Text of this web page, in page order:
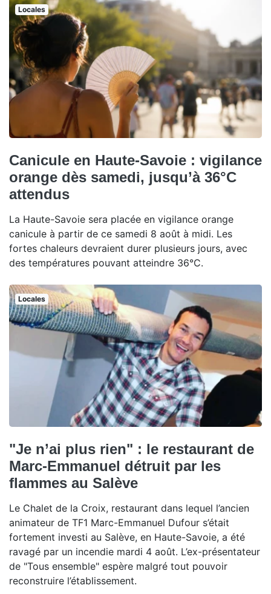
Locales
Canicule en Haute-Savoie : vigilance
orange dès samedi, jusqu’à 36°C
attendus
La Haute-Savoie sera placée en vigilance orange
canicule à partir de ce samedi 8 août à midi. Les
fortes chaleurs devraient durer plusieurs jours, avec
des températures pouvant atteindre 36°C.
Locales
"Je n’ai plus rien" : le restaurant de
Marc-Emmanuel détruit par les
flammes au Salève
Le Chalet de la Croix, restaurant dans lequel l’ancien
animateur de TF1 Marc-Emmanuel Dufour s’était
fortement investi au Salève, en Haute-Savoie, a été
ravagé par un incendie mardi 4 août. L’ex-présentateur
de "Tous ensemble" espère malgré tout pouvoir
reconstruire l’établissement.